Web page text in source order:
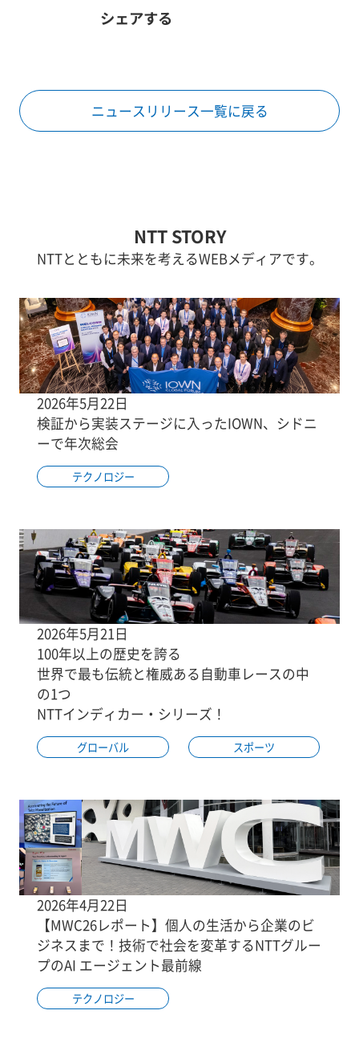
シェアする
ニュースリリース一覧に戻る
NTT STORY
NTTとともに未来を考えるWEBメディアです。
2026年5月22日
検証から実装ステージに入ったIOWN、シドニ
ーで年次総会
テクノロジー
2026年5月21日
100年以上の歴史を誇る
世界で最も伝統と権威ある自動車レースの中
の1つ
NTTインディカー・シリーズ！
グローバル スポーツ
2026年4月22日
【MWC26レポート】個人の生活から企業のビ
ジネスまで！技術で社会を変革するNTTグルー
プのAI エージェント最前線
テクノロジー